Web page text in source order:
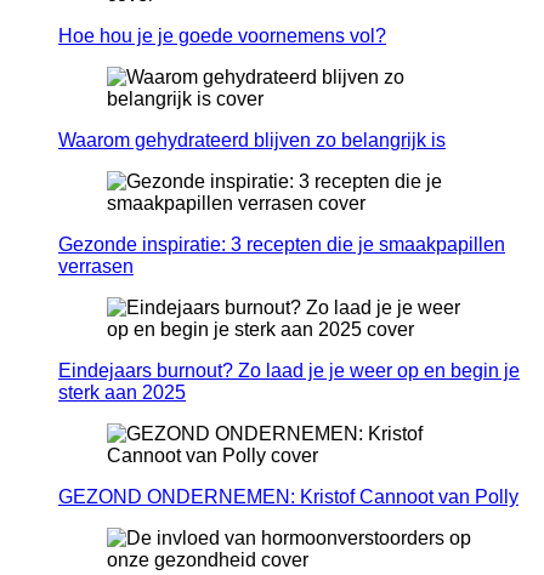
Hoe hou je je goede voornemens vol?
Waarom gehydrateerd blijven zo belangrijk is
Gezonde inspiratie: 3 recepten die je smaakpapillen
verrasen
Eindejaars burnout? Zo laad je je weer op en begin je
sterk aan 2025
GEZOND ONDERNEMEN: Kristof Cannoot van Polly